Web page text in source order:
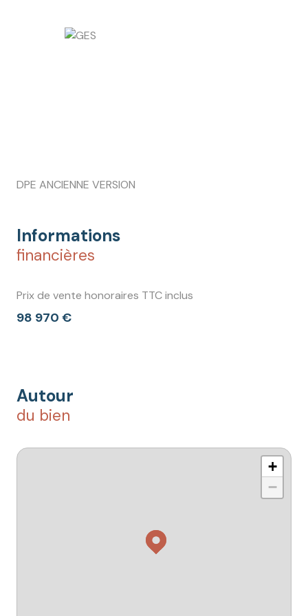
DPE ANCIENNE VERSION
Informations
financières
Prix de vente honoraires TTC inclus
98 970 €
Autour
du bien
+
−